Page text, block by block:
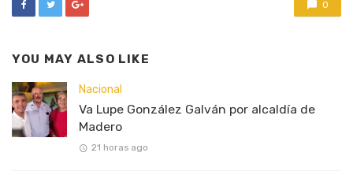
0
YOU MAY ALSO LIKE
Nacional
Va Lupe González Galván por alcaldía de
Madero
21 horas ago